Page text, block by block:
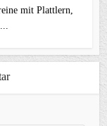
mit Plattlern,